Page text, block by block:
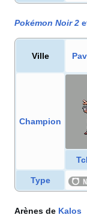
Pokémon Noir 2
Ville
Champion
Type
Arènes de Kalos